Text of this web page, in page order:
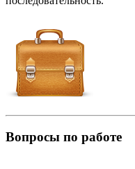
Вопросы по работе